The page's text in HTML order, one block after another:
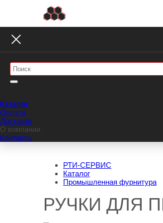
Каталог
Оплата
Доставка
О компании
Контакты
РТИ-СЕРВИС
Каталог
Промышленная фурнитура
РУЧКИ ДЛЯ